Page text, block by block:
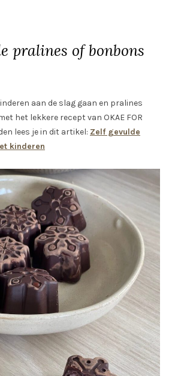
pralines of bonbons
aan de slag gaan en pralines
het lekkere recept van OKAE FOR
lees je in dit artikel: Zelf gevulde
kinderen